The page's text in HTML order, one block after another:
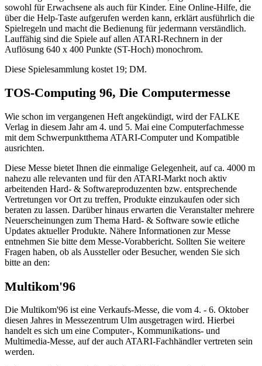
sowohl für Erwachsene als auch für Kinder. Eine Online-Hilfe, die
über die Help-Taste aufgerufen werden kann, erklärt ausführlich die
Spielregeln und macht die Bedienung für jedermann verständlich.
Lauffähig sind die Spiele auf allen ATARI-Rechnern in der
Auflösung 640 x 400 Punkte (ST-Hoch) monochrom.
Diese Spielesammlung kostet 19; DM.
TOS-Computing 96, Die Computermesse
Wie schon im vergangenen Heft angekündigt, wird der FALKE
Verlag in diesem Jahr am 4. und 5. Mai eine Computerfachmesse
mit dem Schwerpunktthema ATARI-Computer und Kompatible
ausrichten.
Diese Messe bietet Ihnen die einmalige Gelegenheit, auf ca. 4000 m
nahezu alle relevanten und für den ATARI-Markt noch aktiv
arbeitenden Hard- & Softwareproduzenten bzw. entsprechende
Vertretungen vor Ort zu treffen, Produkte einzukaufen oder sich
beraten zu lassen. Darüber hinaus erwarten die Veranstalter mehrere
Neuerscheinungen zum Thema Hard- & Software sowie etliche
Updates aktueller Produkte. Nähere Informationen zur Messe
entnehmen Sie bitte dem Messe-Vorabbericht. Sollten Sie weitere
Fragen haben, ob als Aussteller oder Besucher, wenden Sie sich
bitte an den:
Multikom'96
Die Multikom'96 ist eine Verkaufs-Messe, die vom 4. - 6. Oktober
diesen Jahres in Messezentrum Ulm ausgetragen wird. Hierbei
handelt es sich um eine Computer-, Kommunikations- und
Multimedia-Messe, auf der auch ATARI-Fachhändler vertreten sein
werden.